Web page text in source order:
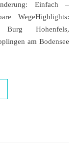
Einfach –
WegeHighlights:
Burg Hohenfels,
am Bodensee